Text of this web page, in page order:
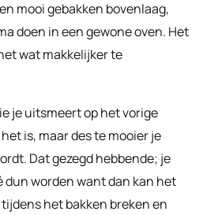
mooi gebakken bovenlaag,
doen in een gewone oven. Het
wat makkelijker te
je uitsmeert op het vorige
is, maar des te mooier je
Dat gezegd hebbende; je
dun worden want dan kan het
het bakken breken en